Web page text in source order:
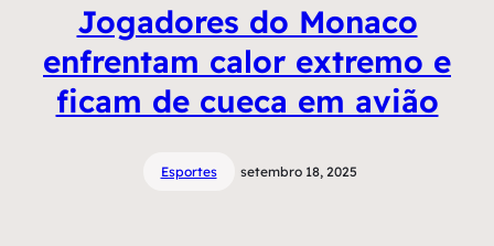
Jogadores do Monaco
enfrentam calor extremo e
ficam de cueca em avião
Esportes setembro 18, 2025